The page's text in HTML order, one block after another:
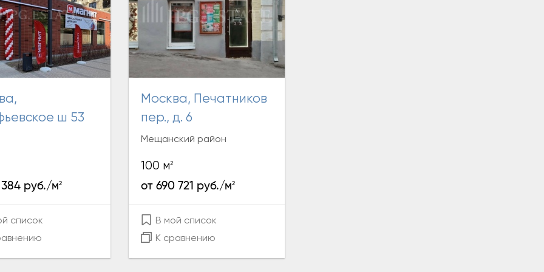
ш 53
384 руб./м2
список
Москва, Печатников
пер., д. 6
Мещанский район
100 м2
от 690 721 руб./м2
В мой список
К сравнению